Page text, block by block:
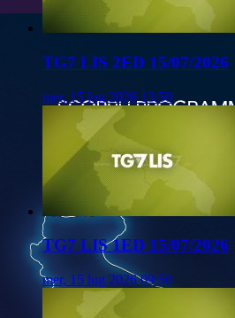
TG7 LIS 2ED 15/07/2026
mer, 15 lug 2026 13:50
TG7 LIS 1ED 15/07/2026
mer, 15 lug 2026 09:50